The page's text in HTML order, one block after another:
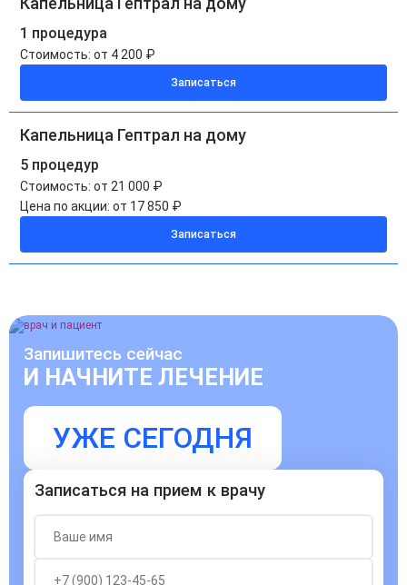
1 процедура
Стоимость: от 4 200 ₽
Записаться
Капельница Гептрал на дому
5 процедур
Стоимость: от 21 000 ₽
Цена по акции: от 17 850 ₽
Записаться
Запишитесь сейчас
И НАЧНИТЕ ЛЕЧЕНИЕ
УЖЕ СЕГОДНЯ
Записаться на прием к врачу